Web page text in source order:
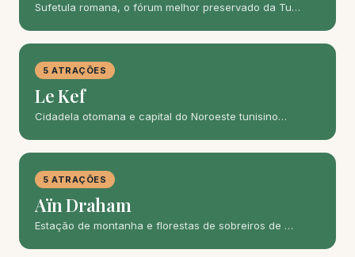
Sufetula romana, o fórum melhor preservado da Tu…
5 ATRAÇÕES
Le Kef
Cidadela otomana e capital do Noroeste tunisino…
5 ATRAÇÕES
Aïn Draham
Estação de montanha e florestas de sobreiros de …